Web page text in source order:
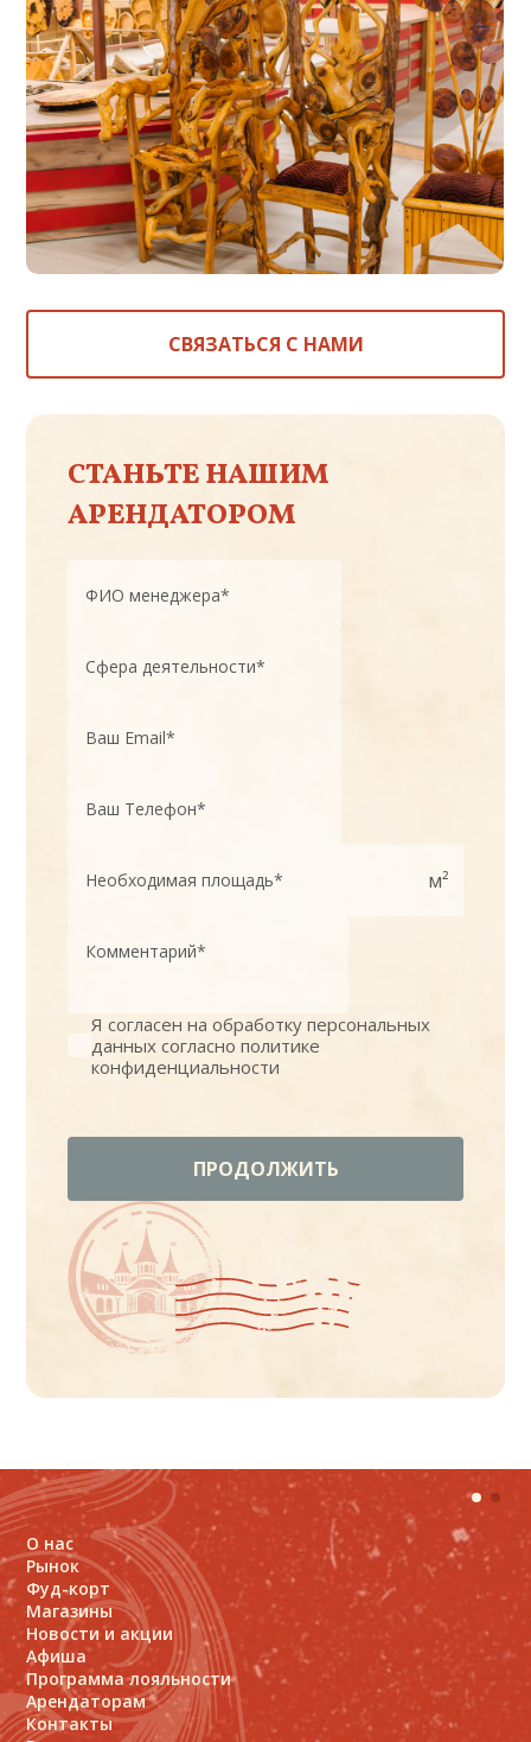
СВЯЗАТЬСЯ С НАМИ
СТАНЬТЕ НАШИМ
АРЕНДАТОРОМ
м²
Я согласен на обработку персональных
данных согласно политике
конфиденциальности
ПРОДОЛЖИТЬ
О нас
Рынок
Фуд-корт
Магазины
Новости и акции
Афиша
Программа лояльности
Арендаторам
Контакты